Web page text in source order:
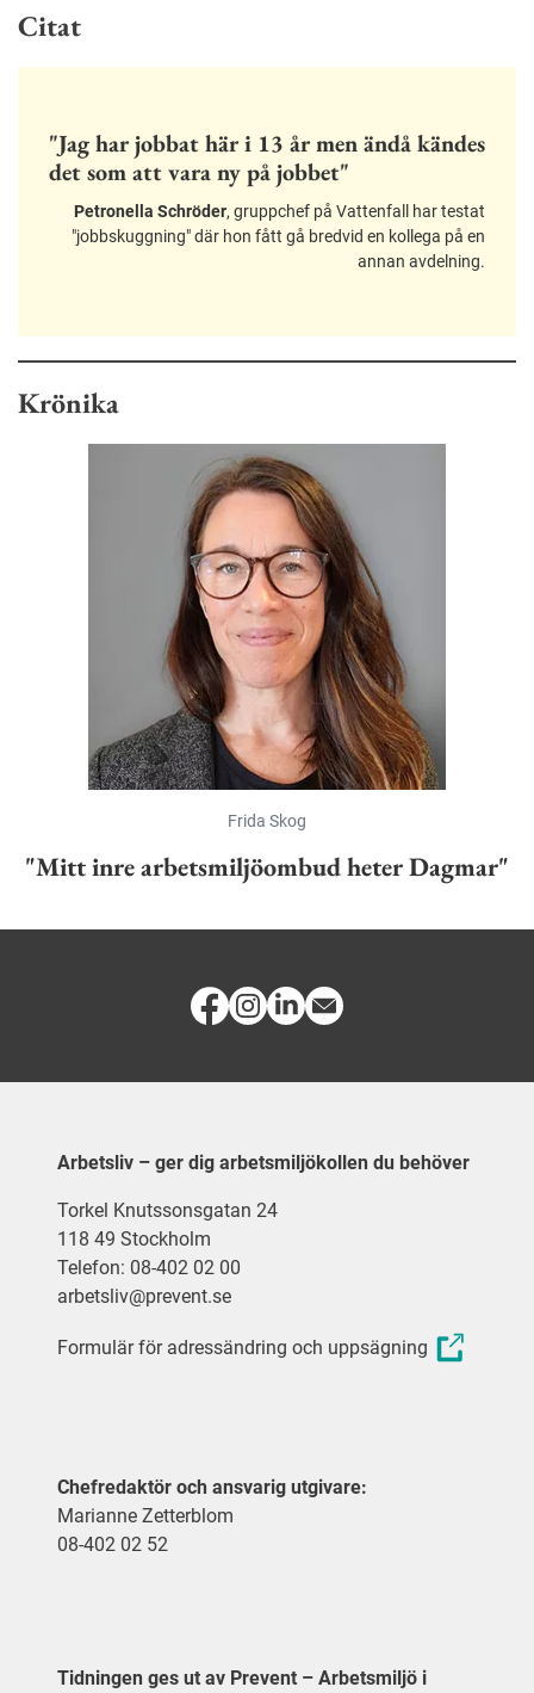
Citat
"Jag har jobbat här i 13 år men ändå kändes
det som att vara ny på jobbet"
Petronella Schröder, gruppchef på Vattenfall har testat
"jobbskuggning" där hon fått gå bredvid en kollega på en
annan avdelning.
Krönika
Frida Skog
"Mitt inre arbetsmiljöombud heter Dagmar"
Arbetsliv – ger dig arbetsmiljökollen du behöver
Torkel Knutssonsgatan 24
118 49 Stockholm
Telefon: 08-402 02 00
arbetsliv@prevent.se
Formulär för adressändring och uppsägning
Chefredaktör och ansvarig utgivare:
Marianne Zetterblom
08-402 02 52
Tidningen ges ut av Prevent – Arbetsmiljö i